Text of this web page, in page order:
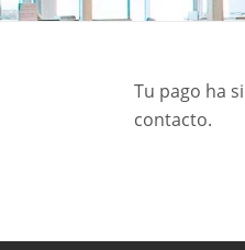
Tu pago ha
contacto.